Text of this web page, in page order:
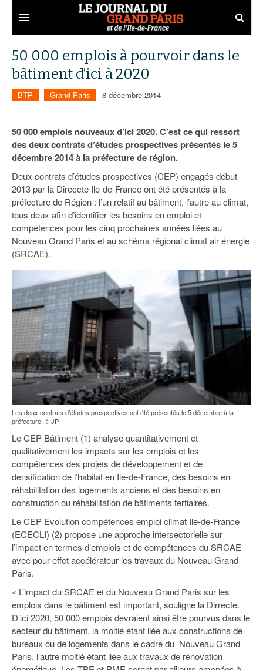
Territoires
Aménagement
Institutions
Entreprises
Emploi
Innovation
Transport
Marchés publics
75
78
91
92
94
95
Carnet
Portraits
Agenda
Éditions précédentes
Le podcast
Ecouter les épisodes
Lire les résumés
50 000 emplois à pourvoir dans le
bâtiment d’ici à 2020
BTP Grand Paris 8 décembre 2014
50 000 emplois nouveaux d’ici 2020. C’est ce qui ressort
des deux contrats d’études prospectives présentés le 5
décembre 2014 à la préfecture de région.
Deux contrats d’études prospectives (CEP) engagés début
2013 par la Direccte Ile-de-France ont été présentés à la
préfecture de Région : l’un relatif au bâtiment, l’autre au climat,
tous deux afin d’identifier les besoins en emploi et
compétences pour les cinq prochaines années liées au
Nouveau Grand Paris et au schéma régional climat air énergie
(SRCAE).
Les deux contrats d’études prospectives ont été présentés le 5 décembre à la
préfecture. © JP
Le CEP Bâtiment (1) analyse quantitativement et
qualitativement les impacts sur les emplois et les
compétences des projets de développement et de
densification de l’habitat en Ile-de-France, des besoins en
réhabilitation des logements anciens et des besoins en
construction ou réhabilitation de bâtiments tertiaires.
Le CEP Evolution compétences emploi climat Ile-de-France
(ECECLI) (2) propose une approche intersectorielle sur
l’impact en termes d’emplois et de compétences du SRCAE
avec pour effet accélérateur les travaux du Nouveau Grand
Paris.
« L’impact du SRCAE et du Nouveau Grand Paris sur les
emplois dans le bâtiment est important, souligne la Dirrecte.
D’ici 2020, 50 000 emplois devraient ainsi être pourvus dans le
secteur du bâtiment, la moitié étant liée aux constructions de
bureaux ou de logements dans le cadre du Nouveau Grand
Paris, l’autre moitié étant liée aux travaux de rénovation